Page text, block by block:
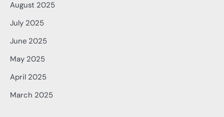
August 2025
July 2025
June 2025
May 2025
April 2025
March 2025